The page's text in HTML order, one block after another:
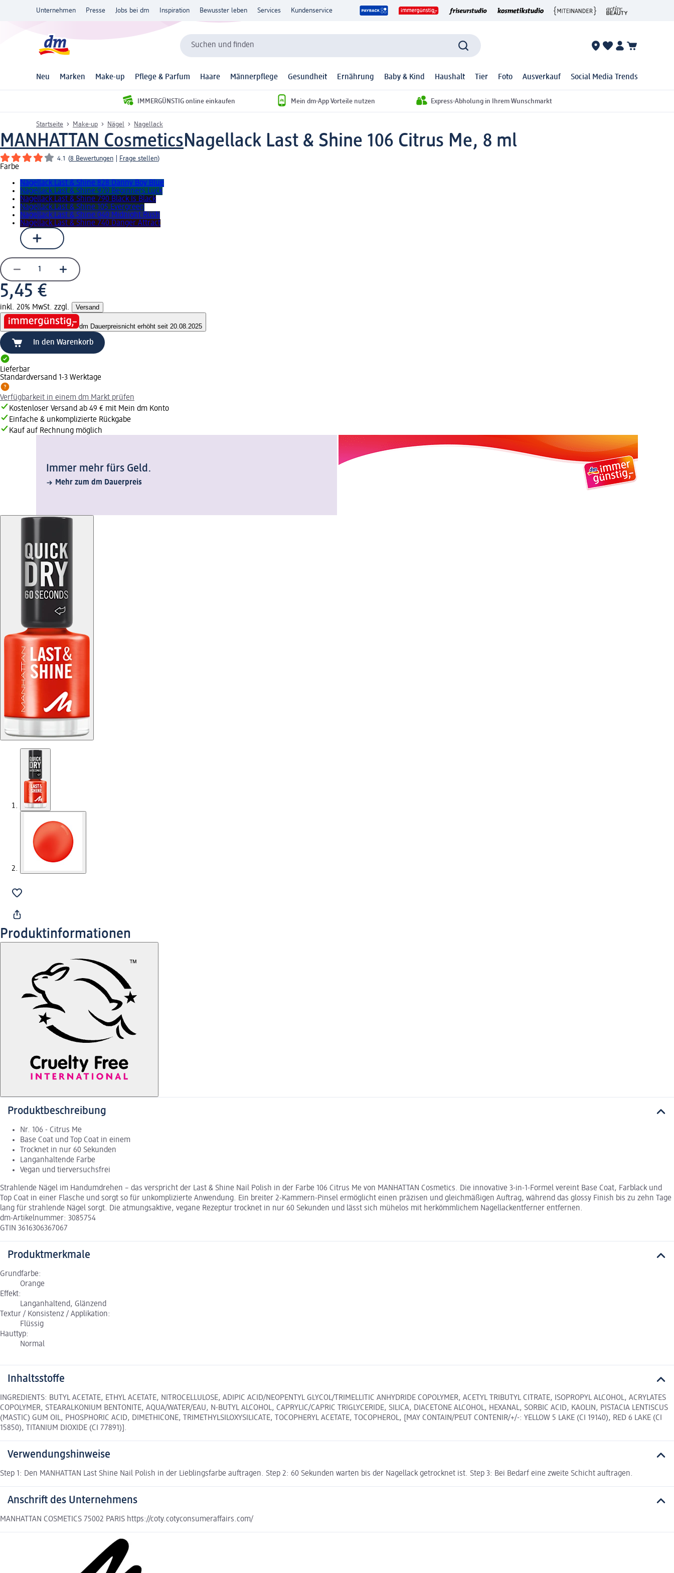
Unternehmen Presse Jobs bei dm Inspiration Bewusster leben Services Kundenservice
Suchen und finden
Neu Marken Make-up Pflege & Parfum Haare Männerpflege Gesundheit Ernährung Baby & Kind Haushalt Tier Foto Ausverkauf Social Media Trends
IMMERGÜNSTIG online einkaufen Mein dm-App Vorteile nutzen Express-Abholung in Ihrem Wunschmarkt
Startseite Make-up Nägel Nagellack
MANHATTAN CosmeticsNagellack Last & Shine 106 Citrus Me, 8 ml
4.1 (8 Bewertungen Frage stellen)
Farbe
Nagellack Last & Shine 828 Danny Boy Blue
Nagellack Last & Shine 970 Beginners Luck
Nagellack Last & Shine 790 Black Is Black
Nagellack Last & Shine 105 Evergreen
Nagellack Last & Shine 040 Midnight Rush
Nagellack Last & Shine 740 Danger Attract
5,45 €
inkl. 20% MwSt. zzgl. Versand
dm Dauerpreisnicht erhöht seit 20.08.2025
In den Warenkorb
Lieferbar
Standardversand 1-3 Werktage
Verfügbarkeit in einem dm Markt prüfen
Kostenloser Versand ab 49 € mit Mein dm Konto
Einfache & unkomplizierte Rückgabe
Kauf auf Rechnung möglich
Immer mehr fürs Geld.
Mehr zum dm Dauerpreis
Produktinformationen
Produktbeschreibung
Nr. 106 - Citrus Me
Base Coat und Top Coat in einem
Trocknet in nur 60 Sekunden
Langanhaltende Farbe
Vegan und tierversuchsfrei
Strahlende Nägel im Handumdrehen – das verspricht der Last & Shine Nail Polish in der Farbe 106 Citrus Me von MANHATTAN Cosmetics. Die innovative 3-in-1-Formel vereint Base Coat, Farblack und
Top Coat in einer Flasche und sorgt so für unkomplizierte Anwendung. Ein breiter 2-Kammern-Pinsel ermöglicht einen präzisen und gleichmäßigen Auftrag, während das glossy Finish bis zu zehn Tage
lang für strahlende Nägel sorgt. Die atmungsaktive, vegane Rezeptur trocknet in nur 60 Sekunden und lässt sich mühelos mit herkömmlichem Nagellackentferner entfernen.
dm-Artikelnummer: 3085754
GTIN 3616306367067
Produktmerkmale
Grundfarbe:
Orange
Effekt:
Langanhaltend, Glänzend
Textur / Konsistenz / Applikation:
Flüssig
Hauttyp:
Normal
Inhaltsstoffe
INGREDIENTS: BUTYL ACETATE, ETHYL ACETATE, NITROCELLULOSE, ADIPIC ACID/NEOPENTYL GLYCOL/TRIMELLITIC ANHYDRIDE COPOLYMER, ACETYL TRIBUTYL CITRATE, ISOPROPYL ALCOHOL, ACRYLATES
COPOLYMER, STEARALKONIUM BENTONITE, AQUA/WATER/EAU, N-BUTYL ALCOHOL, CAPRYLIC/CAPRIC TRIGLYCERIDE, SILICA, DIACETONE ALCOHOL, HEXANAL, SORBIC ACID, KAOLIN, PISTACIA LENTISCUS
(MASTIC) GUM OIL, PHOSPHORIC ACID, DIMETHICONE, TRIMETHYLSILOXYSILICATE, TOCOPHERYL ACETATE, TOCOPHEROL, [MAY CONTAIN/PEUT CONTENIR/+/-: YELLOW 5 LAKE (CI 19140), RED 6 LAKE (CI
15850), TITANIUM DIOXIDE (CI 77891)].
Verwendungshinweise
Step 1: Den MANHATTAN Last Shine Nail Polish in der Lieblingsfarbe auftragen. Step 2: 60 Sekunden warten bis der Nagellack getrocknet ist. Step 3: Bei Bedarf eine zweite Schicht auftragen.
Anschrift des Unternehmens
MANHATTAN COSMETICS 75002 PARIS https://coty.cotyconsumeraffairs.com/